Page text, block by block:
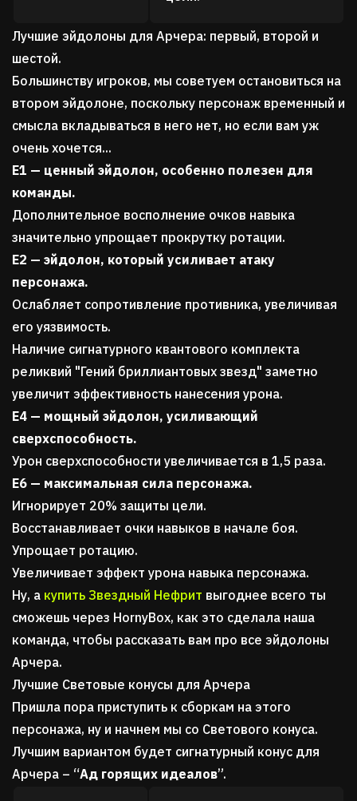
Лучшие эйдолоны для Арчера: первый, второй и
шестой.
Большинству игроков, мы советуем остановиться на
втором эйдолоне, поскольку персонаж временный и
смысла вкладываться в него нет, но если вам уж
очень хочется...
Е1 — ценный эйдолон, особенно полезен для
команды.
Дополнительное восполнение очков навыка
значительно упрощает прокрутку ротации.
Е2 — эйдолон, который усиливает атаку
персонажа.
Ослабляет сопротивление противника, увеличивая
его уязвимость.
Наличие сигнатурного квантового комплекта
реликвий "Гений бриллиантовых звезд" заметно
увеличит эффективность нанесения урона.
Е4 — мощный эйдолон, усиливающий
сверхспособность.
Урон сверхспособности увеличивается в 1,5 раза.
E6 — максимальная сила персонажа.
Игнорирует 20% защиты цели.
Восстанавливает очки навыков в начале боя.
Упрощает ротацию.
Увеличивает эффект урона навыка персонажа.
Ну, а купить Звездный Нефрит выгоднее всего ты
сможешь через HornyBox, как это сделала наша
команда, чтобы рассказать вам про все эйдолоны
Арчера.
Лучшие Световые конусы для Арчера
Пришла пора приступить к сборкам на этого
персонажа, ну и начнем мы со Светового конуса.
Лучшим вариантом будет сигнатурный конус для
Арчера – “Ад горящих идеалов”.